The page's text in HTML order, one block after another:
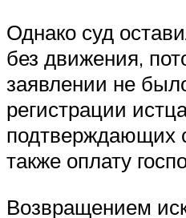
Однако суд
без движения,
заявлении не
регистрации
подтверждающих
также оплату
Возвращением